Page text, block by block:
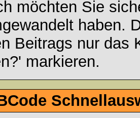
möchten Sie
haben.
Beitrags nur das
markieren.